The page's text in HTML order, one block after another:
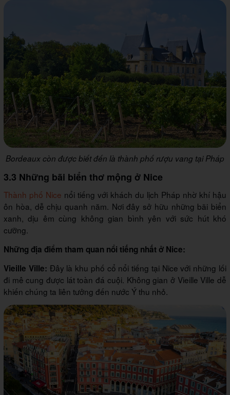
Bordeaux còn được biết đến là thành phố rượu vang tại Pháp
3.3 Những bãi biển thơ mộng ở Nice
Thành phố Nice nổi tiếng với khách du lịch Pháp nhờ khí hậu
ôn hòa, dễ chịu quanh năm. Nơi đây sở hữu những bãi biển
xanh, dịu êm cùng không gian bình yên với sức hút khó
cưỡng.
Những địa điểm tham quan nổi tiếng nhất ở Nice:
Vieille Ville: Đây là khu phố cổ nổi tiếng tại Nice với những lối
đi mê cung được lát toàn đá cuội. Không gian ở Vieille Ville dễ
khiến chúng ta liên tưởng đến nước Ý thu nhỏ.